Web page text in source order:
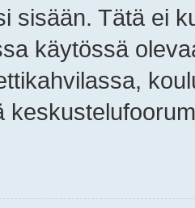
sisään. Tätä ei
käytössä